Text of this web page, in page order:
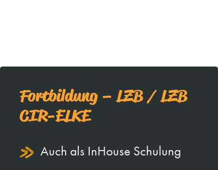
Fortbildung – LZB / LZB
CIR-ELKE
Auch als InHouse Schulung